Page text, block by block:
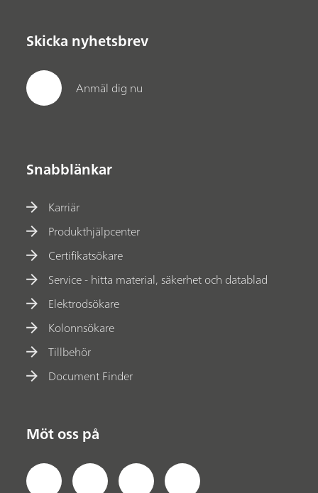
Skicka nyhetsbrev
Anmäl dig nu
Snabblänkar
Karriär
Produkthjälpcenter
Certifikatsökare
Service - hitta material, säkerhet och datablad
Elektrodsökare
Kolonnsökare
Tillbehör
Document Finder
Möt oss på